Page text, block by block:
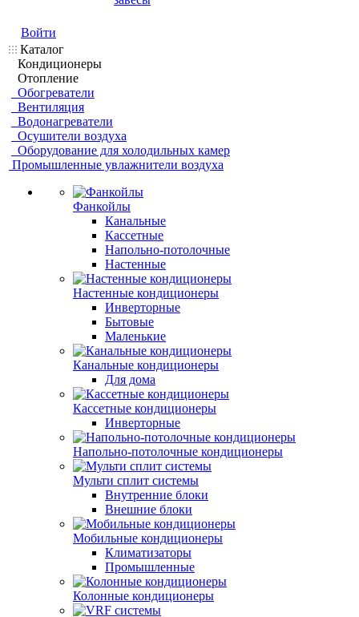
Войти
Каталог
Кондиционеры
Отопление
Обогреватели
Вентиляция
Водонагреватели
Осушители воздуха
Оборудование для холодильных камер
Промышленные увлажнители воздуха
Фанкойлы
Канальные
Кассетные
Напольно-потолочные
Настенные
Настенные кондиционеры
Инверторные
Бытовые
Маленькие
Канальные кондиционеры
Для дома
Кассетные кондиционеры
Инверторные
Напольно-потолочные кондиционеры
Мульти сплит системы
Внутренние блоки
Внешние блоки
Мобильные кондиционеры
Климатизаторы
Промышленные
Колонные кондиционеры